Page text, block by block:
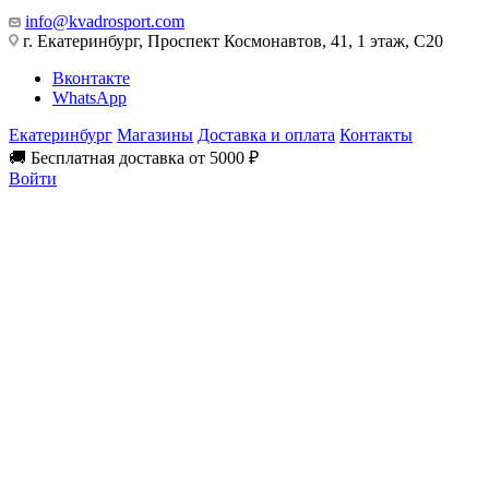
info@kvadrosport.com
г. Екатеринбург, Проспект Космонавтов, 41, 1 этаж, С20
Вконтакте
WhatsApp
Екатеринбург Магазины Доставка и оплата Контакты
🚚 Бесплатная доставка от 5000 ₽
Войти